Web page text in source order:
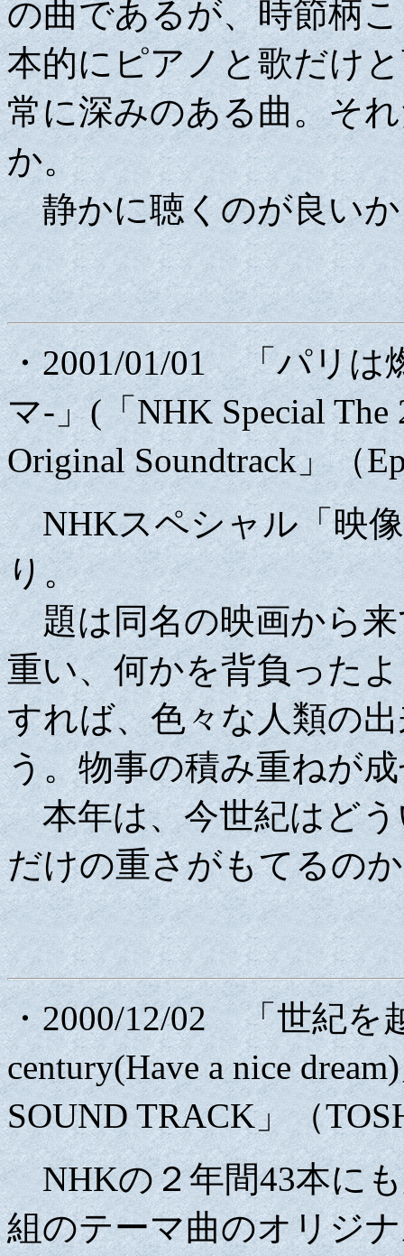
の曲であるが、時節柄
本的にピアノと歌だけ
常に深みのある曲。そ
か。
静かに聴くのが良いか
・2001/01/01 「パリ
マ-」(「NHK Special The
Original Soundtrack」（
NHKスペシャル「映像
り。
題は同名の映画から
重い、何かを背負った
すれば、色々な人類の
う。物事の積み重ねが
本年は、今世紀はど
だけの重さがもてるの
・2000/12/02 「世紀を
century(Have a nice
SOUND TRACK」（
NHKの２年間43本にも
組のテーマ曲のオリジ